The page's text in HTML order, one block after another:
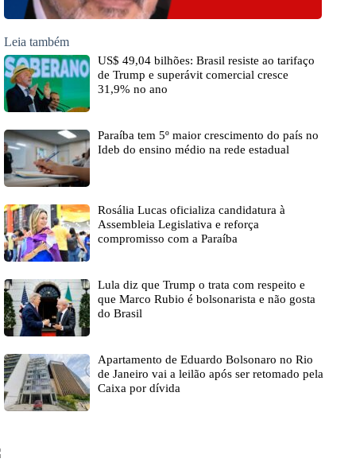
Leia também
US$ 49,04 bilhões: Brasil resiste ao tarifaço
de Trump e superávit comercial cresce
31,9% no ano
Paraíba tem 5º maior crescimento do país no
Ideb do ensino médio na rede estadual
Rosália Lucas oficializa candidatura à
Assembleia Legislativa e reforça
compromisso com a Paraíba
Lula diz que Trump o trata com respeito e
que Marco Rubio é bolsonarista e não gosta
do Brasil
Apartamento de Eduardo Bolsonaro no Rio
de Janeiro vai a leilão após ser retomado pela
Caixa por dívida